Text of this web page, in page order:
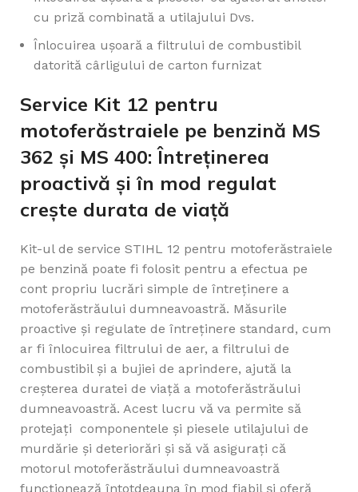
cu priză combinată a utilajului Dvs.
Înlocuirea ușoară a filtrului de combustibil
datorită cârligului de carton furnizat
Service Kit 12 pentru
motoferăstraiele pe benzină MS
362 și MS 400: Întreținerea
proactivă și în mod regulat
crește durata de viață
Kit-ul de service STIHL 12 pentru motoferăstraiele
pe benzină poate fi folosit pentru a efectua pe
cont propriu lucrări simple de întreținere a
motoferăstrăului dumneavoastră. Măsurile
proactive și regulate de întreținere standard, cum
ar fi înlocuirea filtrului de aer, a filtrului de
combustibil și a bujiei de aprindere, ajută la
creșterea duratei de viață a motoferăstrăului
dumneavoastră. Acest lucru vă va permite să
protejați componentele și piesele utilajului de
murdărie și deteriorări și să vă asigurați că
motorul motoferăstrăului dumneavoastră
funcționează întotdeauna în mod fiabil și oferă